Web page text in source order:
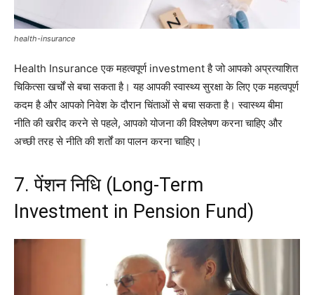
health-insurance
Health Insurance एक महत्वपूर्ण investment है जो आपको अप्रत्याशित
चिकित्सा खर्चों से बचा सकता है। यह आपकी स्वास्थ्य सुरक्षा के लिए एक महत्वपूर्ण
कदम है और आपको निवेश के दौरान चिंताओं से बचा सकता है। स्वास्थ्य बीमा
नीति की खरीद करने से पहले, आपको योजना की विश्लेषण करना चाहिए और
अच्छी तरह से नीति की शर्तों का पालन करना चाहिए।
7. पेंशन निधि (Long-Term
Investment in Pension Fund)